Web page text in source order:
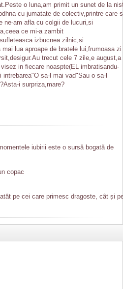
o luna,am primit un sunet de la
cu jumatate de colectiv,printre care
ne-am afla cu colgii de lucuri,si
ce mi-a zambit
izbucnea zilnic,si
lua aproape de bratele lui,frumoasa zi
trecut cele 7 zile,e august,a
in fiecare noaspte(EL imbratisandu-
sa-l mai vad"Sau o sa-l
i surpriza,mare?
iubirii este o sursă bogată de
copac
pe cei care primesc dragoste, cât și